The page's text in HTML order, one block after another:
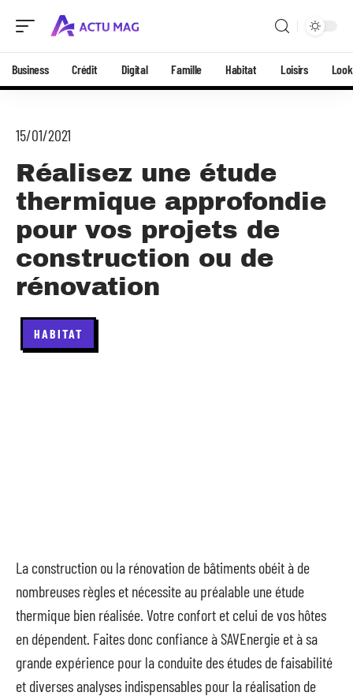
Business Crédit Digital Famille Habitat Loisirs Look
15/01/2021
Réalisez une étude
thermique approfondie
pour vos projets de
construction ou de
rénovation
HABITAT
La construction ou la rénovation de bâtiments obéit à de
nombreuses règles et nécessite au préalable une étude
thermique bien réalisée. Votre confort et celui de vos hôtes
en dépendent. Faites donc confiance à SAVEnergie et à sa
grande expérience pour la conduite des études de faisabilité
et diverses analyses indispensables pour la réalisation de